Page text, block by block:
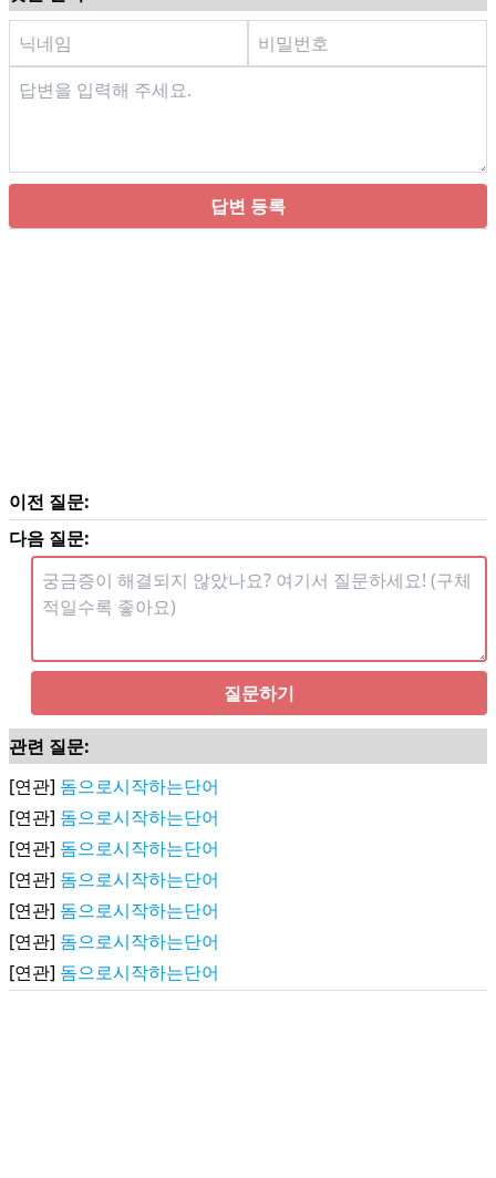
답변 등록
이전 질문:
다음 질문:
질문하기
관련 질문:
[연관] 돔으로시작하는단어
[연관] 돔으로시작하는단어
[연관] 돔으로시작하는단어
[연관] 돔으로시작하는단어
[연관] 돔으로시작하는단어
[연관] 돔으로시작하는단어
[연관] 돔으로시작하는단어